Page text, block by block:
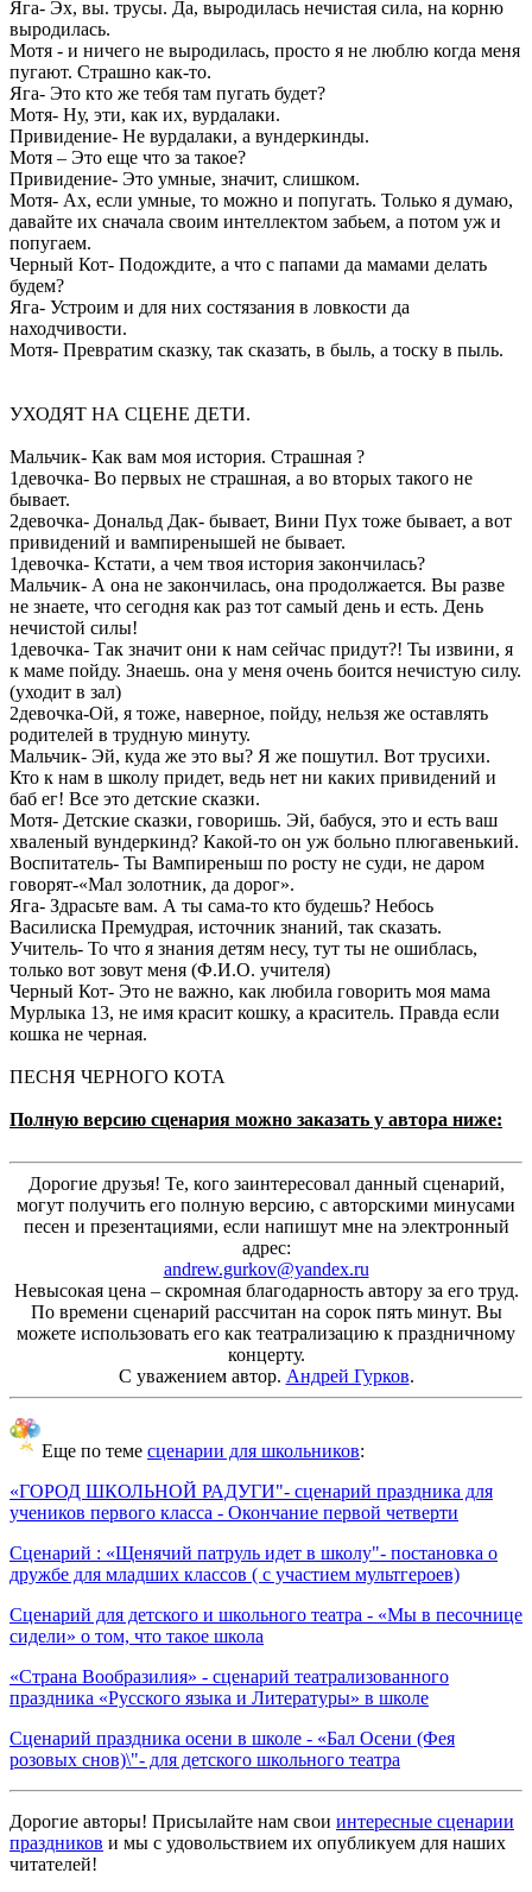
Яга- Эх, вы. трусы. Да, выродилась нечистая сила, на корню
выродилась.
Мотя - и ничего не выродилась, просто я не люблю когда меня
пугают. Страшно как-то.
Яга- Это кто же тебя там пугать будет?
Мотя- Ну, эти, как их, вурдалаки.
Привидение- Не вурдалаки, а вундеркинды.
Мотя – Это еще что за такое?
Привидение- Это умные, значит, слишком.
Мотя- Ах, если умные, то можно и попугать. Только я думаю,
давайте их сначала своим интеллектом забьем, а потом уж и
попугаем.
Черный Кот- Подождите, а что с папами да мамами делать
будем?
Яга- Устроим и для них состязания в ловкости да
находчивости.
Мотя- Превратим сказку, так сказать, в быль, а тоску в пыль.
УХОДЯТ НА СЦЕНЕ ДЕТИ.
Мальчик- Как вам моя история. Страшная ?
1девочка- Во первых не страшная, а во вторых такого не
бывает.
2девочка- Дональд Дак- бывает, Вини Пух тоже бывает, а вот
привидений и вампиренышей не бывает.
1девочка- Кстати, а чем твоя история закончилась?
Мальчик- А она не закончилась, она продолжается. Вы разве
не знаете, что сегодня как раз тот самый день и есть. День
нечистой силы!
1девочка- Так значит они к нам сейчас придут?! Ты извини, я
к маме пойду. Знаешь. она у меня очень боится нечистую силу.
(уходит в зал)
2девочка-Ой, я тоже, наверное, пойду, нельзя же оставлять
родителей в трудную минуту.
Мальчик- Эй, куда же это вы? Я же пошутил. Вот трусихи.
Кто к нам в школу придет, ведь нет ни каких привидений и
баб ег! Все это детские сказки.
Мотя- Детские сказки, говоришь. Эй, бабуся, это и есть ваш
хваленый вундеркинд? Какой-то он уж больно плюгавенький.
Воспитатель- Ты Вампиреныш по росту не суди, не даром
говорят-«Мал золотник, да дорог».
Яга- Здрасьте вам. А ты сама-то кто будешь? Небось
Василиска Премудрая, источник знаний, так сказать.
Учитель- То что я знания детям несу, тут ты не ошиблась,
только вот зовут меня (Ф.И.О. учителя)
Черный Кот- Это не важно, как любила говорить моя мама
Мурлыка 13, не имя красит кошку, а краситель. Правда если
кошка не черная.
ПЕСНЯ ЧЕРНОГО КОТА
Полную версию сценария можно заказать у автора ниже:
Дорогие друзья! Те, кого заинтересовал данный сценарий,
могут получить его полную версию, с авторскими минусами
песен и презентациями, если напишут мне на электронный
адрес:
andrew.gurkov@yandex.ru
Невысокая цена – скромная благодарность автору за его труд.
По времени сценарий рассчитан на сорок пять минут. Вы
можете использовать его как театрализацию к праздничному
концерту.
С уважением автор. Андрей Гурков.
Еще по теме сценарии для школьников:
«ГОРОД ШКОЛЬНОЙ РАДУГИ"- сценарий праздника для
учеников первого класса - Окончание первой четверти
Сценарий : «Щенячий патруль идет в школу"- постановка о
дружбе для младших классов ( с участием мультгероев)
Сценарий для детского и школьного театра - «Мы в песочнице
сидели» о том, что такое школа
«Страна Вообразилия» - сценарий театрализованного
праздника «Русского языка и Литературы» в школе
Сценарий праздника осени в школе - «Бал Осени (Фея
розовых снов)\"- для детского школьного театра
Дорогие авторы! Присылайте нам свои интересные сценарии
праздников и мы с удовольствием их опубликуем для наших
читателей!